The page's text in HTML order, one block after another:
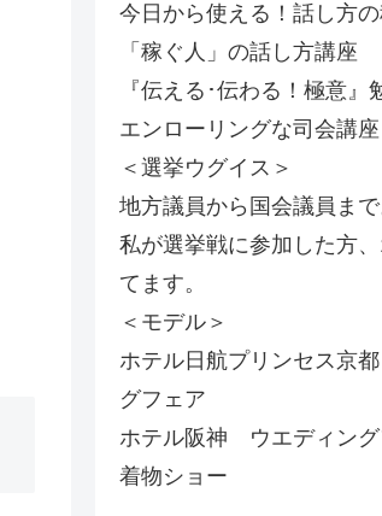
今日から使える！話し方
「稼ぐ人」の話し方講座
『伝える･伝わる！極意』
エンローリングな司会講座
＜選挙ウグイス＞
地方議員から国会議員まで
私が選挙戦に参加した方
てます。
＜モデル＞
ホテル日航プリンセス京
グフェア
ホテル阪神 ウエディング
着物ショー